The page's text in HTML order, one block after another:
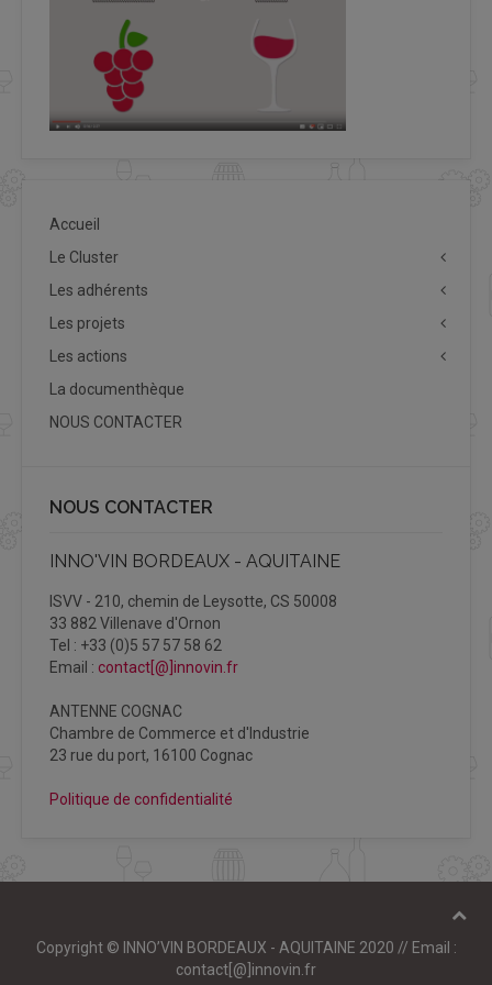
Accueil
Le Cluster
Les adhérents
Les projets
Les actions
La documenthèque
NOUS CONTACTER
NOUS CONTACTER
INNO'VIN BORDEAUX - AQUITAINE
ISVV - 210, chemin de Leysotte, CS 50008
33 882 Villenave d'Ornon
Tel : +33 (0)5 57 57 58 62
Email : contact[@]innovin.fr
ANTENNE COGNAC
Chambre de Commerce et d'Industrie
23 rue du port, 16100 Cognac
Politique de confidentialité
Copyright © INNO’VIN BORDEAUX - AQUITAINE 2020 // Email :
contact[@]innovin.fr